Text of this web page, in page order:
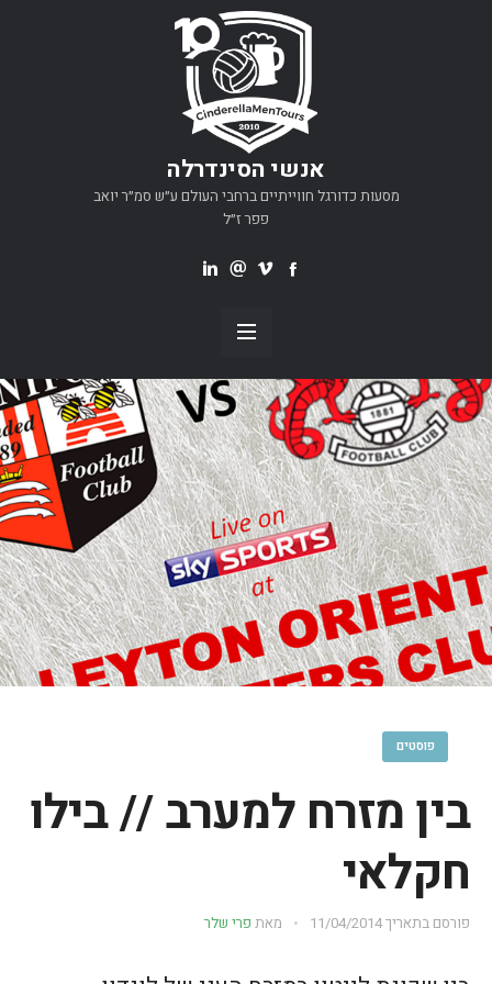
אנשי הסינדרלה
מסעות כדורגל חווייתיים ברחבי העולם ע״ש סמ״ר יואב
פפר ז״ל
פוסטים
בין מזרח למערב // בילו
חקלאי
פורסם בתאריך11/04/2014 מאת פרי שלר